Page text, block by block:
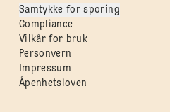
Samtykke for sporing
Compliance
Vilkår for bruk
Personvern
Impressum
Åpenhetsloven